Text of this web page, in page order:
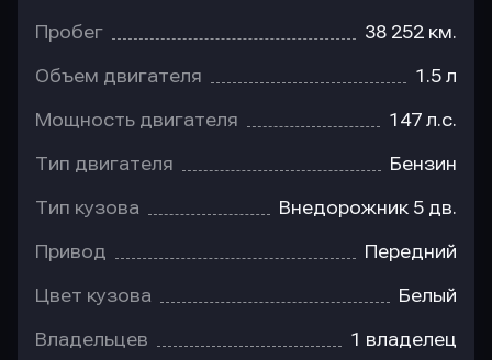
Пробег 38 252 км.
Объем двигателя 1.5 л
Мощность двигателя 147 л.с.
Тип двигателя Бензин
Тип кузова Внедорожник 5 дв.
Привод Передний
Цвет кузова Белый
Владельцев 1 владелец